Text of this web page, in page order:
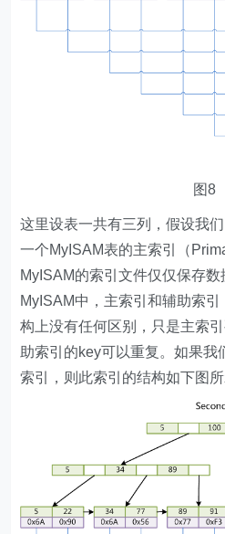
图8
这里设表一共有三列，假设我
一个MyISAM表的主索引（
MyISAM的索引文件仅仅保存
MyISAM中，主索引和辅助索
构上没有任何区别，只是主索
助索引的key可以重复。如果我
索引，则此索引的结构如下图所